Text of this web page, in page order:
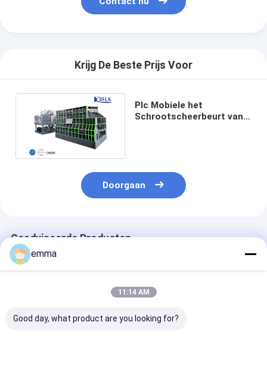
Krijg De Beste Prijs Voor
Plc Mobiele het
Schrootscheerbeurt van
Doorgaan
Geadviseerde Producten
emma
11:14 AM
Good day, what product are you looking for?